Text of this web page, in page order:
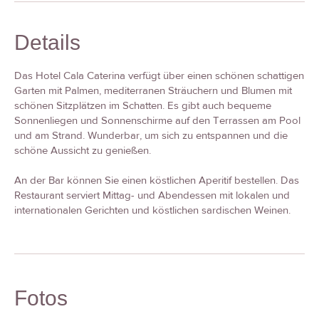
Details
Das Hotel Cala Caterina verfügt über einen schönen schattigen
Garten mit Palmen, mediterranen Sträuchern und Blumen mit
schönen Sitzplätzen im Schatten. Es gibt auch bequeme
Sonnenliegen und Sonnenschirme auf den Terrassen am Pool
und am Strand. Wunderbar, um sich zu entspannen und die
schöne Aussicht zu genießen.
An der Bar können Sie einen köstlichen Aperitif bestellen. Das
Restaurant serviert Mittag- und Abendessen mit lokalen und
internationalen Gerichten und köstlichen sardischen Weinen.
Fotos